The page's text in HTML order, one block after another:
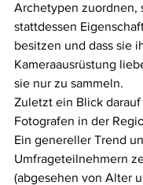
Archetypen zuordnen,
stattdessen
besitzen und dass sie
Kameraausrüstung
sie nur zu sammeln.
Zuletzt ein Blick
Fotografen in der
Ein genereller Trend
Umfrageteilnehmern
(abgesehen von Alter